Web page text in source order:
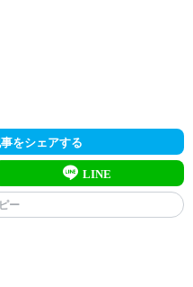
をシェアする
LINE
ー